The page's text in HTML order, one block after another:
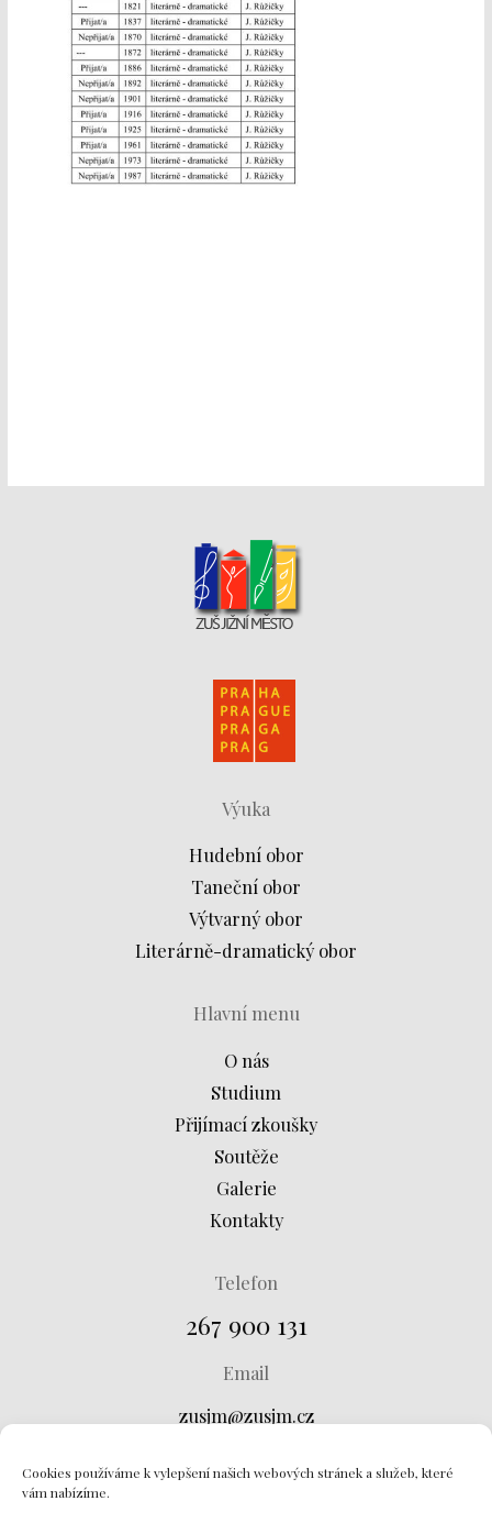
Cookies používáme k vylepšení našich webových stránek a služeb, které
vám nabízíme.
Výuka
Hudební obor
Taneční obor
Výtvarný obor
Literárně-dramatický obor
Hlavní menu
O nás
Studium
Přijímací zkoušky
Soutěže
Galerie
Kontakty
Telefon
267 900 131
Email
zusjm@zusjm.cz
Adresa